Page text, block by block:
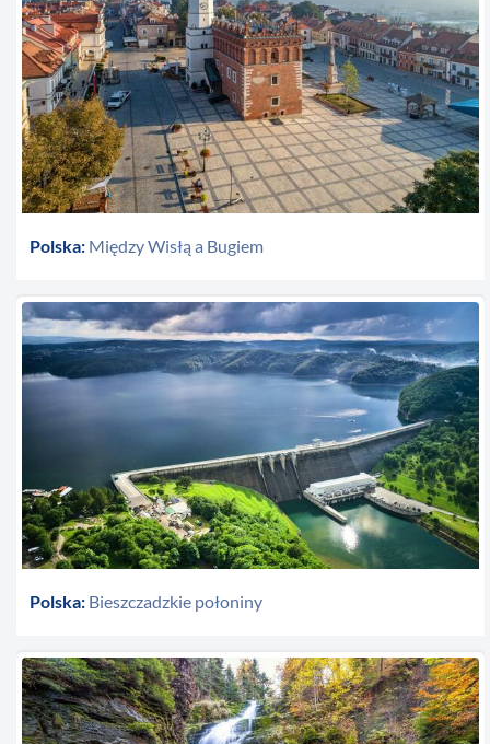
Polska: Między Wisłą a Bugiem
Polska: Bieszczadzkie połoniny